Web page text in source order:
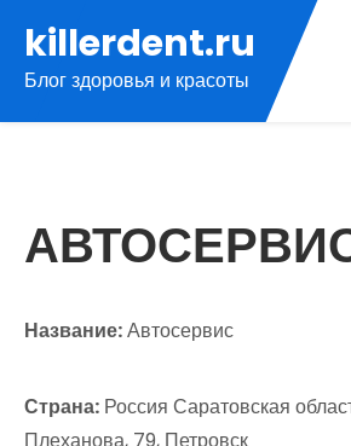
содержимому
killerdent.ru
Блог здоровья и красоты
Название:Автосервис
Страна: Россия Саратовская